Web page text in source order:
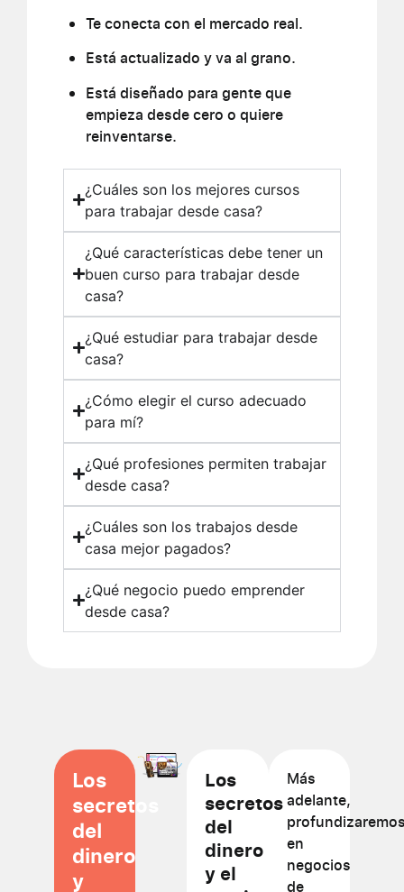
Te conecta con el mercado real.
Está actualizado y va al grano.
Está diseñado para gente que
empieza desde cero o quiere
reinventarse.
¿Cuáles son los mejores cursos
para trabajar desde casa?
¿Qué características debe tener un
buen curso para trabajar desde
casa?
¿Qué estudiar para trabajar desde
casa?
¿Cómo elegir el curso adecuado
para mí?
¿Qué profesiones permiten trabajar
desde casa?
¿Cuáles son los trabajos desde
casa mejor pagados?
¿Qué negocio puedo emprender
desde casa?
Los
secretos
del
dinero
y
Los
secretos
del
dinero
y el
Más
adelante,
en
negocios
de